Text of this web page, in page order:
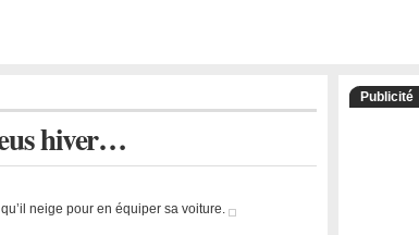
hiver…
neige pour en équiper sa voiture.
Publicité